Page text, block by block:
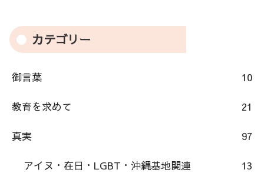
カテゴリー
御言葉 10
教育を求めて 21
真実 97
アイヌ・在日・LGBT・沖縄基地関連 13